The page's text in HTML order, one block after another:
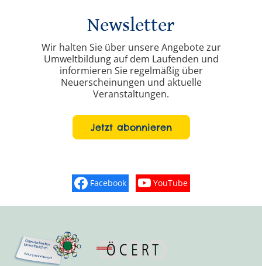
Newsletter
Wir halten Sie über unsere Angebote zur
Umweltbildung auf dem Laufenden und
informieren Sie regelmäßig über
Neuerscheinungen und aktuelle
Veranstaltungen.
Jetzt abonnieren
Finden Sie „So schmeckt
Facebook Sehen Sie mehr
YouTube